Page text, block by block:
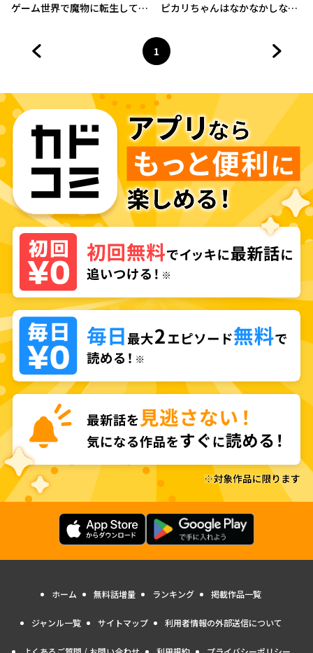
ゲーム世界で魔物に転生してし
ピカリちゃんはなかなかしなな
ページ
1
へ
ホーム 無料話増量 ランキング 掲載作品一覧
ジャンル一覧 サイトマップ 利用者情報の外部送信について